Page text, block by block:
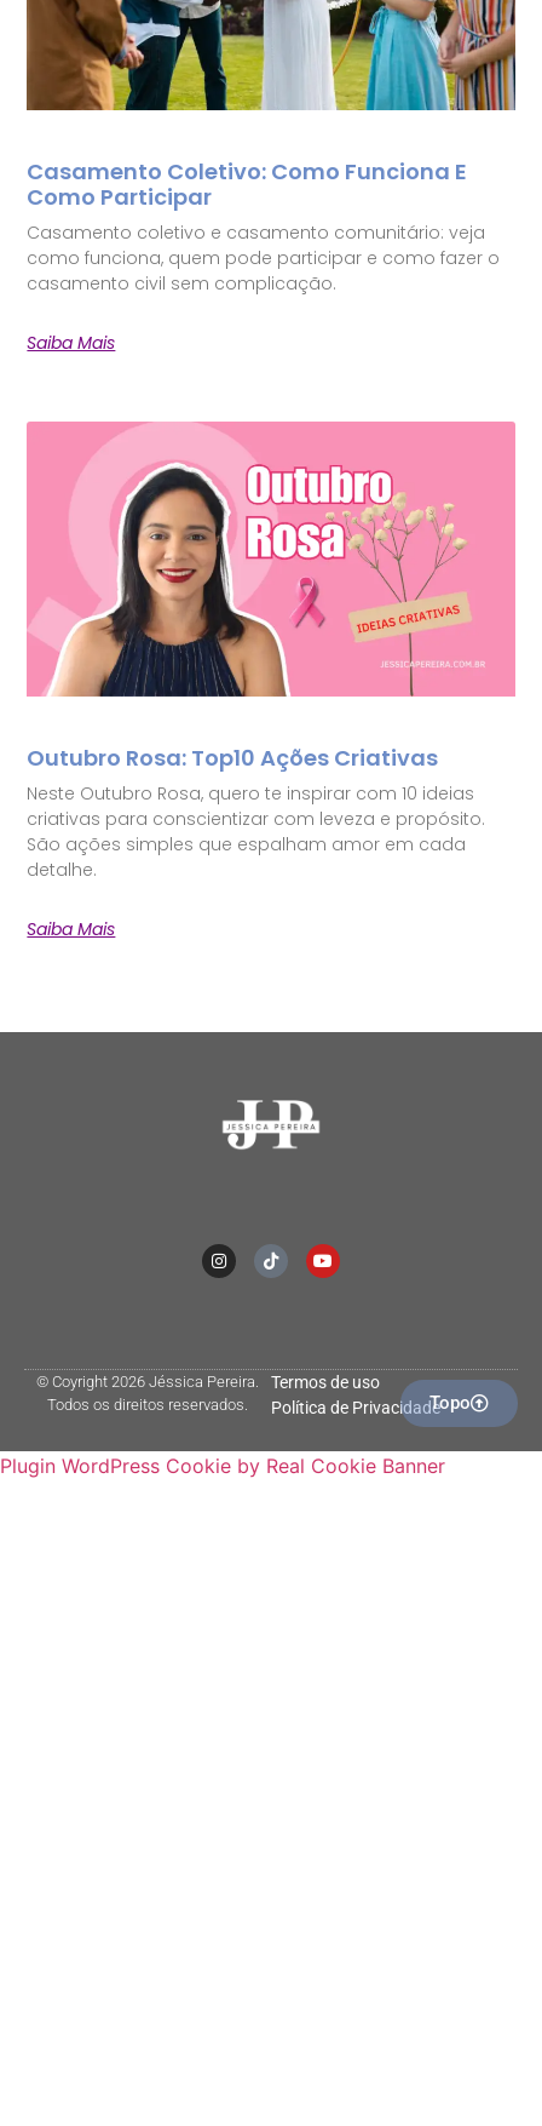
Casamento Coletivo: Como Funciona E
Como Participar
Casamento coletivo e casamento comunitário: veja
como funciona, quem pode participar e como fazer o
casamento civil sem complicação.
Saiba Mais
Outubro Rosa: Top10 Ações Criativas
Neste Outubro Rosa, quero te inspirar com 10 ideias
criativas para conscientizar com leveza e propósito.
São ações simples que espalham amor em cada
detalhe.
Saiba Mais
© Coyright 2026 Jéssica Pereira.
Todos os direitos reservados.
Termos de uso
Política de PrivacidadeTopo
Plugin WordPress Cookie by Real Cookie Banner